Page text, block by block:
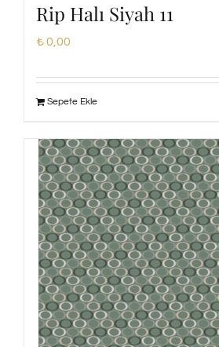
Rip Halı Siyah 11
₺0,00
Sepete Ekle